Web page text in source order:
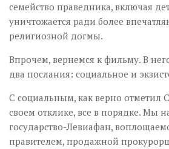
семейство праведника, включая
уничтожается ради более
религиозной догмы.
Впрочем, вернемся к фильму. В
два послания: социальное и
С социальным, как верно отметил
своем отклике, все в порядке. Мы
государство-Левиафан,
правителем, продажной